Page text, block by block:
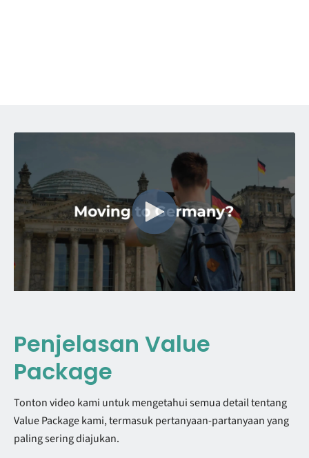
Penjelasan Value
Package
Tonton video kami untuk mengetahui semua detail tentang
Value Package kami, termasuk pertanyaan-partanyaan yang
paling sering diajukan.